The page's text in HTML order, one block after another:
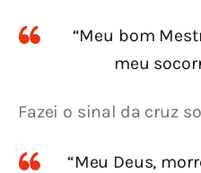
“Meu bom
meu
Fazei o sinal da cruz
“Meu Deus,